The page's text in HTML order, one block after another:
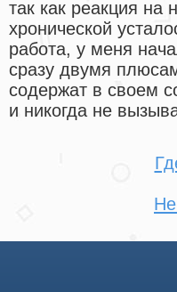
так как реакция на
хронической
работа, у меня
сразу двумя
содержат в своем
и никогда не